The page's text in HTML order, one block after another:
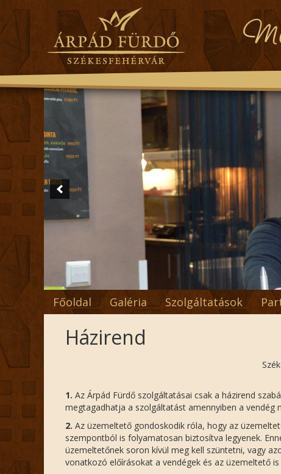
Főoldal Galéria Szolgáltatások
Házirend
1. Az Árpád Fürdő szolgáltatásai csak a házirend
megtagadhatja a szolgáltatást amennyiben a vendég
2. Az üzemeltető gondoskodik róla, hogy az
szempontból is folyamatosan biztosítva legyenek.
üzemeltetőnek soron kívül meg kell szüntetni, vagy
vonatkozó előírásokat a vendégek és az üzemeltető